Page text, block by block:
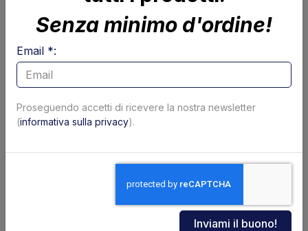
Senza minimo d'ordine!
Email *:
Proseguendo accetti di ricevere la nostra newsletter
(informativa sulla privacy).